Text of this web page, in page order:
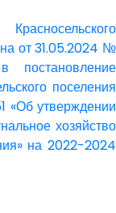
от 31.05.2024 №
поселения
«Об утверждении
хозяйство
на 2022-2024